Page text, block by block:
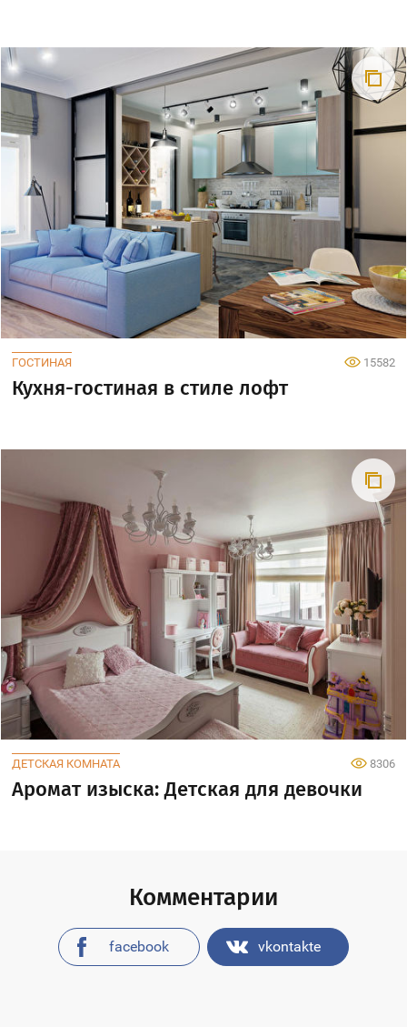
ГОСТИНАЯ 15582
Кухня-гостиная в стиле лофт
ДЕТСКАЯ КОМНАТА 8306
Аромат изыска: Детская для девочки
Комментарии
facebook vkontakte